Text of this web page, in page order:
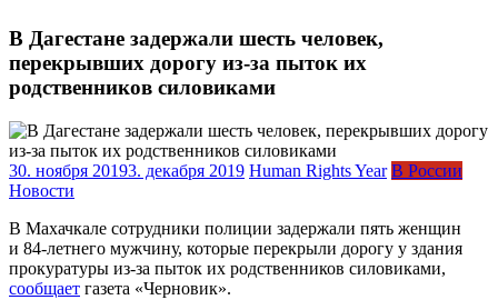
В Дагестане задержали шесть человек,
перекрывших дорогу из-за пыток их
родственников силовиками
30. ноября 20193. декабря 2019 Human Rights Year В России
Новости
В Махачкале сотрудники полиции задержали пять женщин
и 84-летнего мужчину, которые перекрыли дорогу у здания
прокуратуры из-за пыток их родственников силовиками,
сообщает газета «Черновик».